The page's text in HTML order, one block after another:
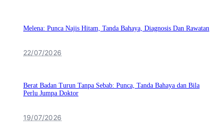
Melena: Punca Najis Hitam, Tanda Bahaya, Diagnosis Dan Rawatan
22/07/2026
Berat Badan Turun Tanpa Sebab: Punca, Tanda Bahaya dan Bila
Perlu Jumpa Doktor
19/07/2026